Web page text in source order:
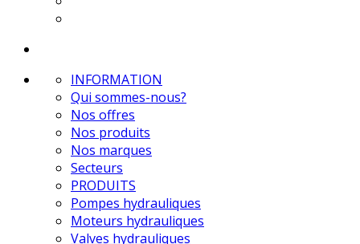
INFORMATION
Qui sommes-nous?
Nos offres
Nos produits
Nos marques
Secteurs
PRODUITS
Pompes hydrauliques
Moteurs hydrauliques
Valves hydrauliques